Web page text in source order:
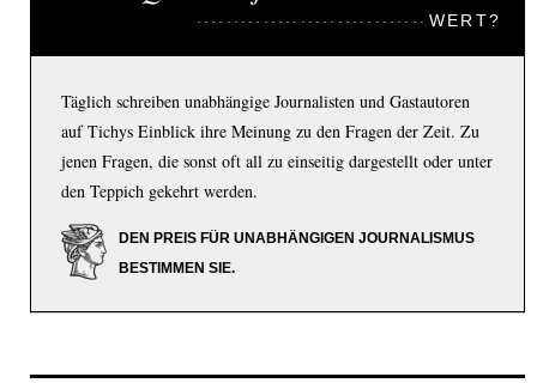
WERT?
Täglich schreiben unabhängige Journalisten und Gastautoren
auf Tichys Einblick ihre Meinung zu den Fragen der Zeit. Zu
jenen Fragen, die sonst oft all zu einseitig dargestellt oder unter
den Teppich gekehrt werden.
DEN PREIS FÜR UNABHÄNGIGEN JOURNALISMUS
BESTIMMEN SIE.